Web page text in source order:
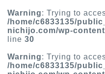
Warning: Trying to
/home/c6833135/
nichijo.com/wp-
line 30
Warning: Trying to
/home/c6833135/